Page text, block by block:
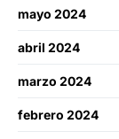
mayo 2024
abril 2024
marzo 2024
febrero 2024